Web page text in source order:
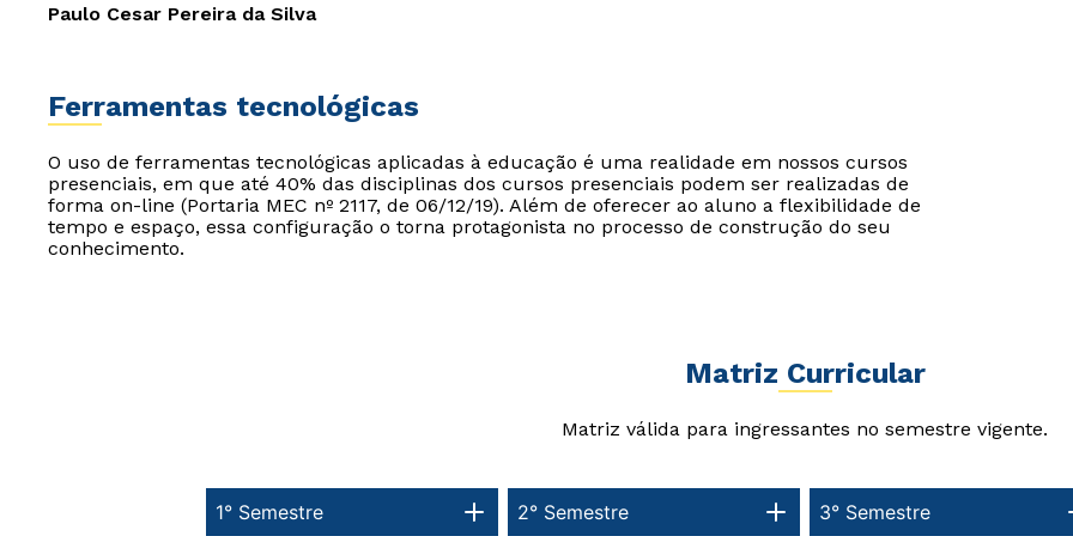
Paulo Cesar Pereira da Silva
Ferramentas tecnológicas
O uso de ferramentas tecnológicas aplicadas à educação é uma realidade em nossos cursos
presenciais, em que até 40% das disciplinas dos cursos presenciais podem ser realizadas de
forma on-line (Portaria MEC nº 2117, de 06/12/19). Além de oferecer ao aluno a flexibilidade de
tempo e espaço, essa configuração o torna protagonista no processo de construção do seu
conhecimento.
Matriz Curricular
Matriz válida para ingressantes no semestre vigente.
1° Semestre 3° Semestre
2° Semestre
WhatsApp
WhatsApp